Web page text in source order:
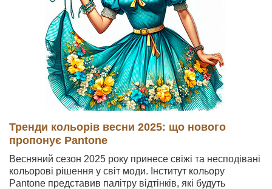
Тренди кольорів весни 2025: що нового
пропонує Pantone
Весняний сезон 2025 року принесе свіжі та несподівані
кольорові рішення у світ моди. Інститут кольору
Pantone представив палітру відтінків, які будуть